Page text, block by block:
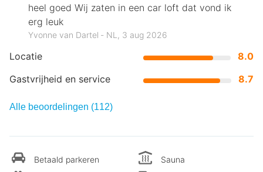
Locatie
8.0
Gastvrijheid en service
8.7
heel goed Wij zaten in een car loft dat vond ik
erg leuk
Yvonne van Dartel ‐ NL, 3 aug 2026
Alle beoordelingen (112)
Betaald parkeren
Sauna